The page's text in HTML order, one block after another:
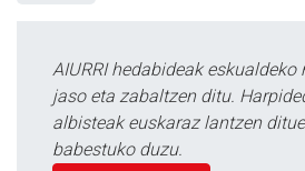
AIURRI hedabideak
jaso eta zabaltzen ditu.
albisteak euskaraz lantzen
babestuko duzu.